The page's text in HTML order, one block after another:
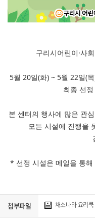
구리시어린이·사
5월 20일(화) ~ 5월 22일(
최종 선
본 센터의 행사에 많은 관
모든 시설에 진행을
* 선정 시설은 메일을 통
첨부파일 채소나라 요리